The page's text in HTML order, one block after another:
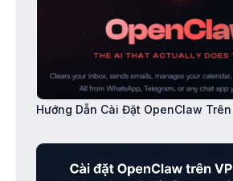
Hướng Dẫn Cài Đặt OpenClaw